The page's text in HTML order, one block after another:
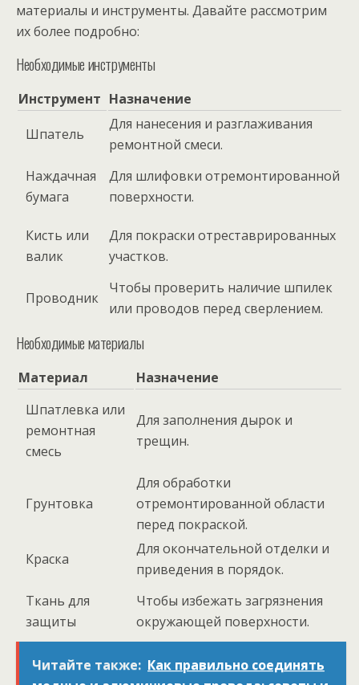
материалы и инструменты. Давайте рассмотрим
их более подробно:
Необходимые инструменты
Инструмент Назначение
Шпатель
Для нанесения и разглаживания
ремонтной смеси.
Наждачная
бумага
Для шлифовки отремонтированной
поверхности.
Кисть или
валик
Для покраски отреставрированных
участков.
Проводник
Чтобы проверить наличие шпилек
или проводов перед сверлением.
Необходимые материалы
Материал
Назначение
Шпатлевка или
ремонтная
смесь
Для заполнения дырок и
трещин.
Грунтовка
Для обработки
отремонтированной области
перед покраской.
Краска
Для окончательной отделки и
приведения в порядок.
Ткань для
защиты
Чтобы избежать загрязнения
окружающей поверхности.
Читайте также: Как правильно соединять